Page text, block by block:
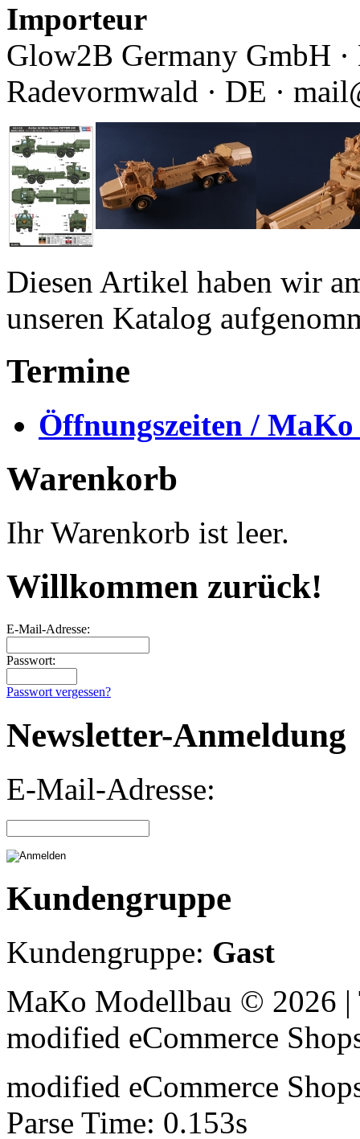
Importeur
Glow2B Germany GmbH ·
Radevormwald · DE ·
Diesen Artikel haben wir
unseren Katalog
Termine
Öffnungszeiten /
Warenkorb
Ihr Warenkorb ist leer.
Willkommen zurück!
E-Mail-Adresse:
Passwort:
Passwort vergessen?
Newsletter-Anmeldung
E-Mail-Adresse:
Kundengruppe
Kundengruppe: Gast
MaKo Modellbau © 2026
modified eCommerce
modified eCommerce
Parse Time: 0.153s